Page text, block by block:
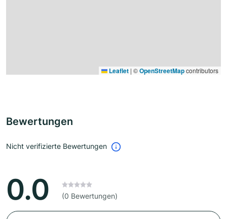
Leaflet | ©OpenStreetMapcontributors
Bewertungen
Nicht verifizierte Bewertungen
0.0 (0 Bewertungen)